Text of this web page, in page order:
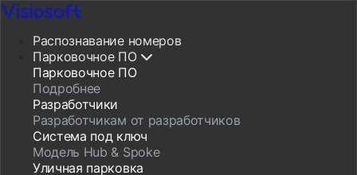
Распознавание номеров
Парковочное ПО
Парковочное ПО
Подробнее
Разработчики
Разработчикам от разработчиков
Система под ключ
Модель Hub & Spoke
Уличная парковка